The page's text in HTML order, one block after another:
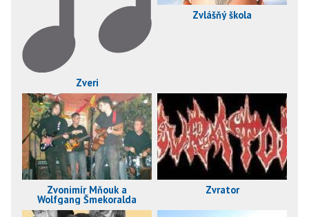
Zveri
Zvlášňý škola
Zvonimír Mňouk a
Wolfgang Šmekoralda
Zvrator